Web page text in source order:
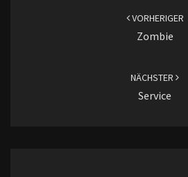
VORHERIGER
Zombie
NÄCHSTER
Service